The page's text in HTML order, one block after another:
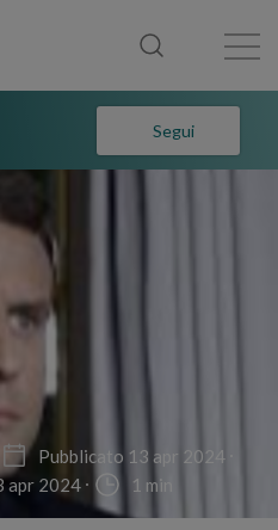
Segui
Pubblicato 13 apr 2024
apr 2024
1 min